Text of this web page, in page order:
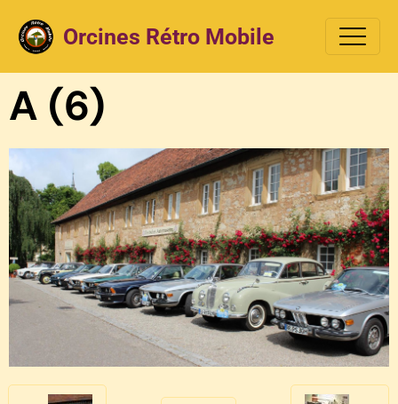
Orcines Rétro Mobile
A (6)